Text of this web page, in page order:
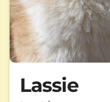
Lassie